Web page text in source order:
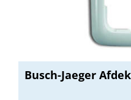
Busch-Jaeger